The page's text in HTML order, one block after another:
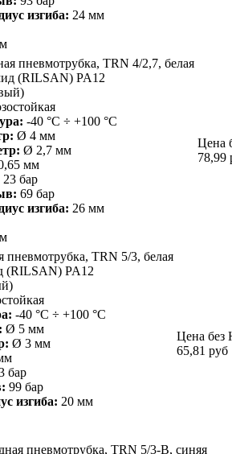
изгиба: 24 мм
пневмотрубка, TRN 4/2,7, белая
(RILSAN) PA12
-40 °С ÷ +100 °С
Ø 4 мм
Ø 2,7 мм
мм
23 бар
69 бар
изгиба: 26 мм
Цена
78,99
пневмотрубка, TRN 5/3, белая
(RILSAN) PA12
-40 °С ÷ +100 °С
Ø 5 мм
Ø 3 мм
бар
99 бар
изгиба: 20 мм
Цена
65,81 руб
пневмотрубка, TRN 5/3-B, синяя